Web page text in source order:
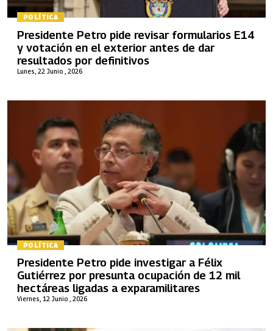
POLÍTICA
Lunes, 22 Junio , 2026
Presidente Petro pide revisar formularios E14
y votación en el exterior antes de dar
resultados por definitivos
POLÍTICA
Viernes, 12 Junio , 2026
Presidente Petro pide investigar a Félix
Gutiérrez por presunta ocupación de 12 mil
hectáreas ligadas a exparamilitares